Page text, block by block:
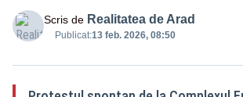
Scris de Realitatea de Arad
Publicat:13 feb. 2026, 08:50